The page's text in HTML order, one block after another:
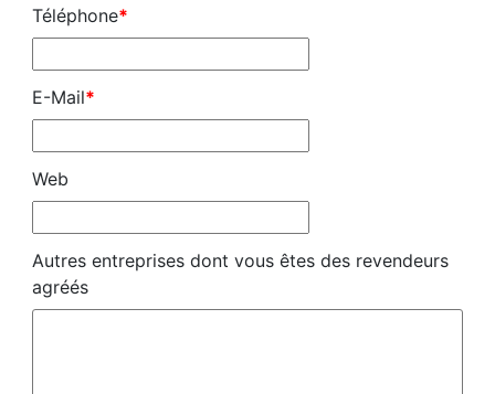
Téléphone*
E-Mail*
Web
Autres entreprises dont vous êtes des revendeurs
agréés